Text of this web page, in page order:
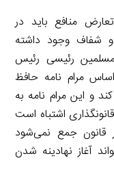
منافع باید در
و شفاف وجود داشته
رئیسی رئیس
مرام نامه حافظ
و این مرام نامه به
اشتباه است
قانون جمع نمی‌شود
آغاز نهادینه شدن